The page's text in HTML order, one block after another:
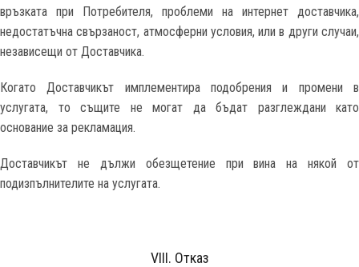
връзката при Потребителя, проблеми на интернет доставчика,
недостатъчна свързаност, атмосферни условия, или в други случаи,
независещи от Доставчика.
Когато Доставчикът имплементира подобрения и промени в
услугата, то същите не могат да бъдат разглеждани като
основание за рекламация.
Доставчикът не дължи обезщетение при вина на някой от
подизпълнителите на услугата.
VIII. Отказ